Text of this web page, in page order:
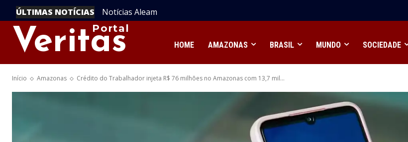
ÚLTIMAS NOTÍCIAS Notícias Aleam
UEA Abre Inscrições para o IV Inova Itacoatiara, focado em IA e
Amazônia
Veritas
Portal
HOME AMAZONAS BRASIL MUNDO SOCIEDADE
Início Amazonas Crédito do Trabalhador injeta R$ 76 milhões no Amazonas com 13,7 mil...